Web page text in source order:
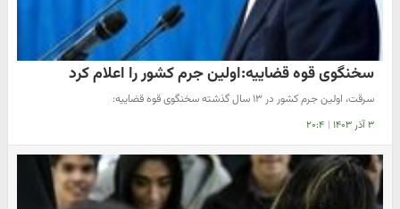
سخنگوی قوه قضاییه:اولین جرم کشور را اعلام کرد
سرقت، اولین جرم کشور در ۱۳ سال گذشته سخنگوی قوه قضاییه:
۳ آذر ۱۴۰۳ | ۲۰:۴